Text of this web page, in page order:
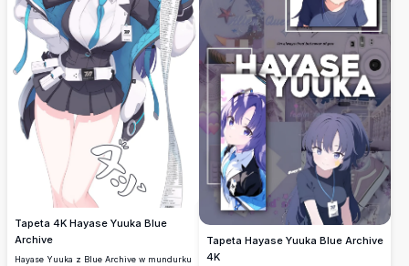
Tapeta 4K Hayase Yuuka Blue
Archive
Hayase Yuuka z Blue Archive w mundurku
Tapeta Hayase Yuuka Blue Archive
4K